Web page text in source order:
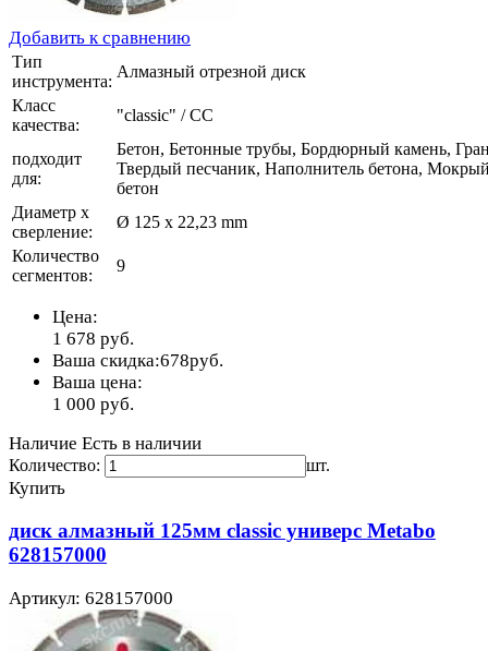
Добавить к сравнению
Тип
инструмента:
Алмазный отрезной диск
Класс
качества:
"classic" / CC
подходит
для:
Бетон, Бетонные трубы, Бордюрный камень,
Твердый песчаник, Наполнитель бетона,
бетон
Диаметр х
сверление:
Ø 125 x 22,23 mm
Количество
сегментов:
9
Цена:
1 678 руб.
Ваша скидка:678руб.
Ваша цена:
1 000 руб.
Наличие Есть в наличии
Количество: шт.
Купить
диск алмазный 125мм classic универс Metabo
628157000
Артикул: 628157000